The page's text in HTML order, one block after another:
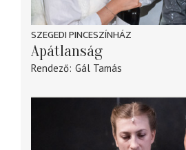
SZEGEDI PINCESZÍNHÁZ
Apátlanság
Rendező Gál Tamás